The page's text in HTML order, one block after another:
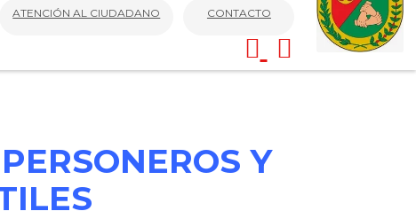
ATENCIÓN AL CIUDADANO CONTACTO
Y